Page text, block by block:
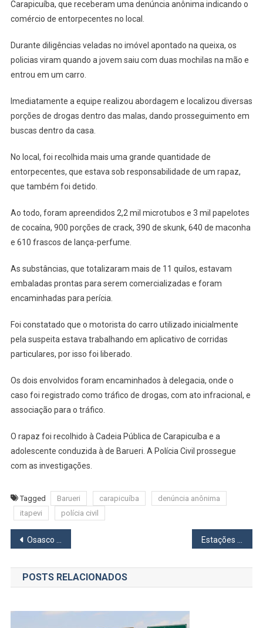
Drogas
Com
Carapicuíba, que receberam uma denúncia anônima indicando o
comércio de entorpecentes no local.
Durante diligências veladas no imóvel apontado na queixa, os
policias viram quando a jovem saiu com duas mochilas na mão e
entrou em um carro.
Imediatamente a equipe realizou abordagem e localizou diversas
porções de drogas dentro das malas, dando prosseguimento em
buscas dentro da casa.
No local, foi recolhida mais uma grande quantidade de
entorpecentes, que estava sob responsabilidade de um rapaz,
que também foi detido.
Ao todo, foram apreendidos 2,2 mil microtubos e 3 mil papelotes
de cocaína, 900 porções de crack, 390 de skunk, 640 de maconha
e 610 frascos de lança-perfume.
As substâncias, que totalizaram mais de 11 quilos, estavam
embaladas prontas para serem comercializadas e foram
encaminhadas para perícia.
Foi constatado que o motorista do carro utilizado inicialmente
pela suspeita estava trabalhando em aplicativo de corridas
particulares, por isso foi liberado.
Os dois envolvidos foram encaminhados à delegacia, onde o
caso foi registrado como tráfico de drogas, com ato infracional, e
associação para o tráfico.
O rapaz foi recolhido à Cadeia Pública de Carapicuíba e a
adolescente conduzida à de Barueri. A Polícia Civil prossegue
com as investigações.
Tagged Barueri carapicuíba
denúncia anônima
itapevi
polícia civil
Navegação
de
Post
Osasco convida cidadão a integrar grupo de pesquisa socioeconômica
POSTS RELACIONADOS